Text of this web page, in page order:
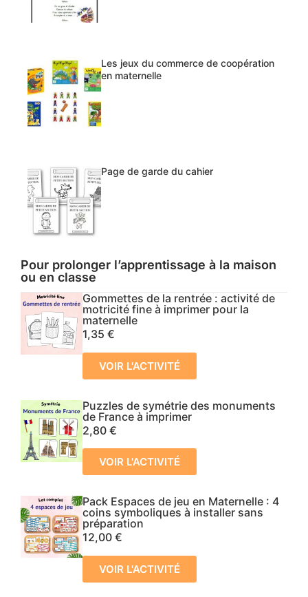
Les jeux du commerce de coopération
en maternelle
Page de garde du cahier
Pour prolonger l’apprentissage à la maison
ou en classe
Gommettes de la rentrée : activité de
motricité fine à imprimer pour la
maternelle
1,35 €
VOIR L'ACTIVITÉ
Puzzles de symétrie des monuments
de France à imprimer
2,80 €
VOIR L'ACTIVITÉ
Pack Espaces de jeu en Maternelle : 4
coins symboliques à installer sans
préparation
12,00 €
VOIR L'ACTIVITÉ